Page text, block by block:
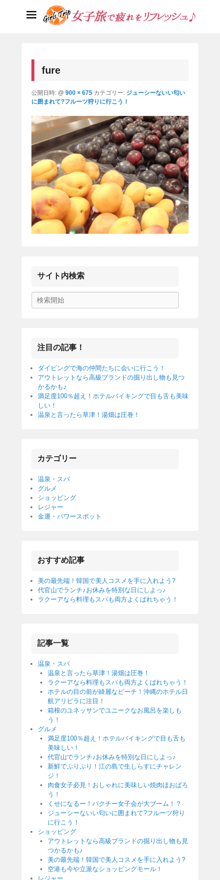
fure
公開日時: @ 900 × 675 カテゴリー: ジューシーないい匂い
に囲まれて?フルーツ狩りに行こう！
サイト内検索
索
注目の記事！
ダイビングで海の仲間たちに会いに行こう！
アウトレットなら高級ブランドの掘り出し物も見つ
かるかも♪
満足度100％超え！ホテルバイキングで目も舌も美味
しい！
温泉と言ったら草津！湯畑は圧巻！
カテゴリー
温泉・スパ
グルメ
ショッピング
レジャー
金運・パワースポット
おすすめ記事
美の最先端！韓国で美人コスメを手に入れよう?
代官山でランチ♪お休みを特別な日にしよっ♪
ラクーアなら料理もスパも両方よくばれちゃう！
記事一覧
温泉・スパ
温泉と言ったら草津！湯畑は圧巻！
ラクーアなら料理もスパも両方よくばれちゃう！
ホテルの目の前が綺麗なビーチ！沖縄のホテル日
航アリビラに注目！
箱根のユネッサンでユニークなお風呂を楽しも
う！
グルメ
満足度100％超え！ホテルバイキングで目も舌も
美味しい！
代官山でランチ♪お休みを特別な日にしよっ♪
新鮮でぷりぷり！江の島で生しらすにチャレン
ジ！
肉食女子必見！おしゃれに美味しい焼肉ほおばろ
う！
くせになるー！パクチー女子会が大ブーム！？
ジューシーないい匂いに囲まれて?フルーツ狩り
に行こう！
ショッピング
アウトレットなら高級ブランドの掘り出し物も見
つかるかも♪
美の最先端！韓国で美人コスメを手に入れよう?
空港も今や立派なショッピングモール！
レジャー